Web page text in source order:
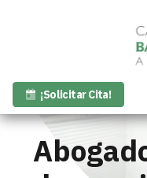
¡Solicitar Cita!